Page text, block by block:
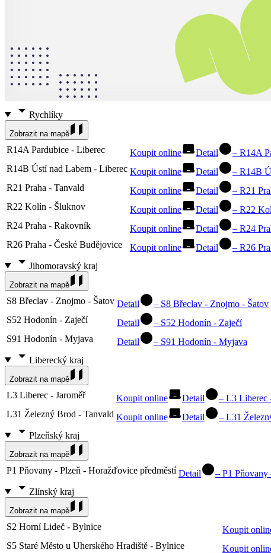
Rychlíky
Zobrazit na mapě
R14A Pardubice - Liberec Koupit online Detail – R14A
R14B Ústí nad Labem - Liberec Koupit online Detail – R14B
R21 Praha - Tanvald
Koupit online Detail – R21
R22 Kolín - Šluknov
Koupit online Detail – R22
R24 Praha - Rakovník
Koupit online Detail – R24
R26 Praha - České Budějovice
Koupit online Detail – R26
Jihomoravský kraj
Zobrazit na mapě
S8 Břeclav - Znojmo - Šatov Detail – S8 Břeclav - Znojmo - Šatov
S52 Hodonín - Zaječí
Detail – S52 Hodonín - Zaječí
S91 Hodonín - Myjava
Detail – S91 Hodonín - Myjava
Liberecký kraj
Zobrazit na mapě
L3 Liberec - Jaroměř Koupit online Detail – L3 Liberec
L31 Železný Brod - Tanvald Koupit online Detail – L31
Plzeňský kraj
Zobrazit na mapě
P1 Pňovany - Plzeň - Horažďovice předměstí Detail – P1 Pňovany
Zlínský kraj
Zobrazit na mapě
S2 Horní Lideč - Bylnice Koupit
S5 Staré Město u Uherského Hradiště - Bylnice
Koupit